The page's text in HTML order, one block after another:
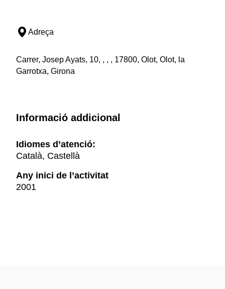
Adreça
Carrer, Josep Ayats, 10, , , , 17800, Olot, Olot, la
Garrotxa, Girona
Informació addicional
Idiomes d’atenció:
Català, Castellà
Any inici de l’activitat
2001